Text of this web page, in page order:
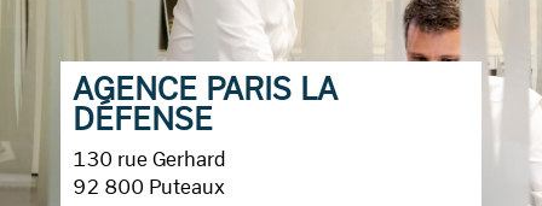
AGENCE PARIS LA
DÉFENSE
130 rue Gerhard
92 800 Puteaux